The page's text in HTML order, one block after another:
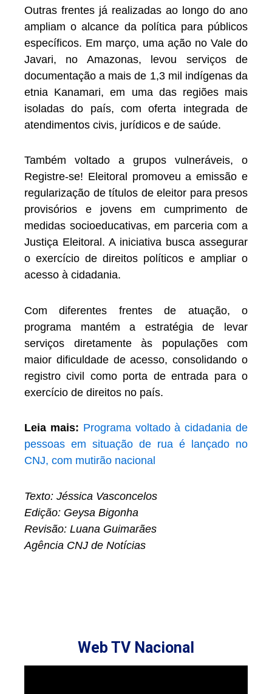
Outras frentes já realizadas ao longo do ano
ampliam o alcance da política para públicos
específicos. Em março, uma ação no Vale do
Javari, no Amazonas, levou serviços de
documentação a mais de 1,3 mil indígenas da
etnia Kanamari, em uma das regiões mais
isoladas do país, com oferta integrada de
atendimentos civis, jurídicos e de saúde.
Também voltado a grupos vulneráveis, o
Registre-se! Eleitoral promoveu a emissão e
regularização de títulos de eleitor para presos
provisórios e jovens em cumprimento de
medidas socioeducativas, em parceria com a
Justiça Eleitoral. A iniciativa busca assegurar
o exercício de direitos políticos e ampliar o
acesso à cidadania.
Com diferentes frentes de atuação, o
programa mantém a estratégia de levar
serviços diretamente às populações com
maior dificuldade de acesso, consolidando o
registro civil como porta de entrada para o
exercício de direitos no país.
Leia mais: Programa voltado à cidadania de
pessoas em situação de rua é lançado no
CNJ, com mutirão nacional
Texto: Jéssica Vasconcelos
Edição: Geysa Bigonha
Revisão: Luana Guimarães
Agência CNJ de Notícias
Web TV Nacional